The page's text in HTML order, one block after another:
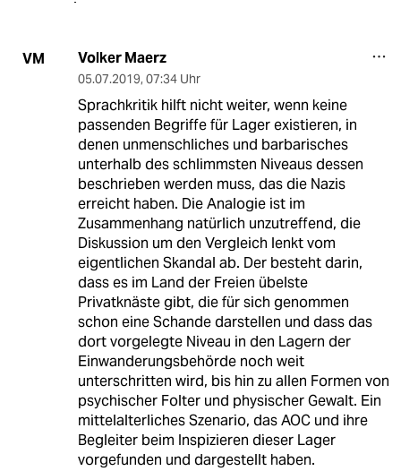
VM Volker Maerz
05.07.2019, 07:34 Uhr
Sprachkritik hilft nicht weiter, wenn keine
passenden Begriffe für Lager existieren, in
denen unmenschliches und barbarisches
unterhalb des schlimmsten Niveaus dessen
beschrieben werden muss, das die Nazis
erreicht haben. Die Analogie ist im
Zusammenhang natürlich unzutreffend, die
Diskussion um den Vergleich lenkt vom
eigentlichen Skandal ab. Der besteht darin,
dass es im Land der Freien übelste
Privatknäste gibt, die für sich genommen
schon eine Schande darstellen und dass das
dort vorgelegte Niveau in den Lagern der
Einwanderungsbehörde noch weit
unterschritten wird, bis hin zu allen Formen von
psychischer Folter und physischer Gewalt. Ein
mittelalterliches Szenario, das AOC und ihre
Begleiter beim Inspizieren dieser Lager
vorgefunden und dargestellt haben.